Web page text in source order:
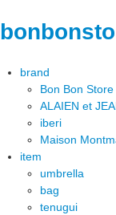
brand
Bon Bon Store
ALAIEN et
iberi
Maison
item
umbrella
bag
tenugui